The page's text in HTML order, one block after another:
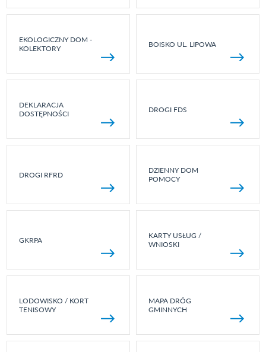
EKOLOGICZNY DOM -
KOLEKTORY
BOISKO UL. LIPOWA
DEKLARACJA
DOSTĘPNOŚCI
DROGI FDS
DROGI RFRD
DZIENNY DOM
POMOCY
GKRPA
KARTY USŁUG /
WNIOSKI
LODOWISKO / KORT
TENISOWY
MAPA DRÓG
GMINNYCH